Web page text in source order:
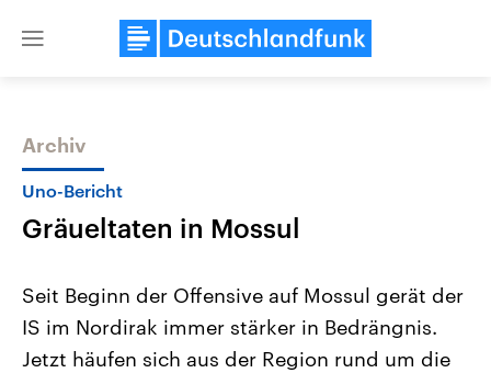
Close
Themen
Archiv
Uno-Bericht
Gräueltaten in Mossul
Seit Beginn der Offensive auf Mossul gerät der
IS im Nordirak immer stärker in Bedrängnis.
Jetzt häufen sich aus der Region rund um die